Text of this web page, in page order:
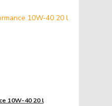
10W-40 20 l